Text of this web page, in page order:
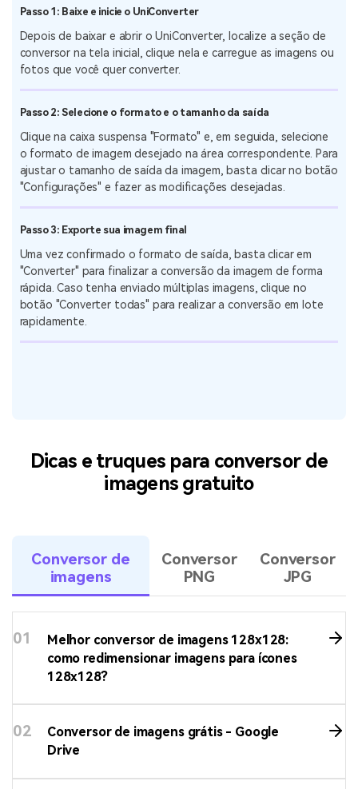
Passo 1: Baixe e inicie o UniConverter
Depois de baixar e abrir o UniConverter, localize a seção de
conversor na tela inicial, clique nela e carregue as imagens ou
Passo 2: Selecione o formato e o tamanho da saída
Clique na caixa suspensa "Formato" e, em seguida, selecione
o formato de imagem desejado na área correspondente. Para
ajustar o tamanho de saída da imagem, basta clicar no botão
rápida. Caso tenha enviado múltiplas imagens, clique no
botão "Converter todas" para realizar a conversão em lote
Dicas e truques para conversor de
imagens gratuito
Conversor de
imagens
Conversor
Conversor